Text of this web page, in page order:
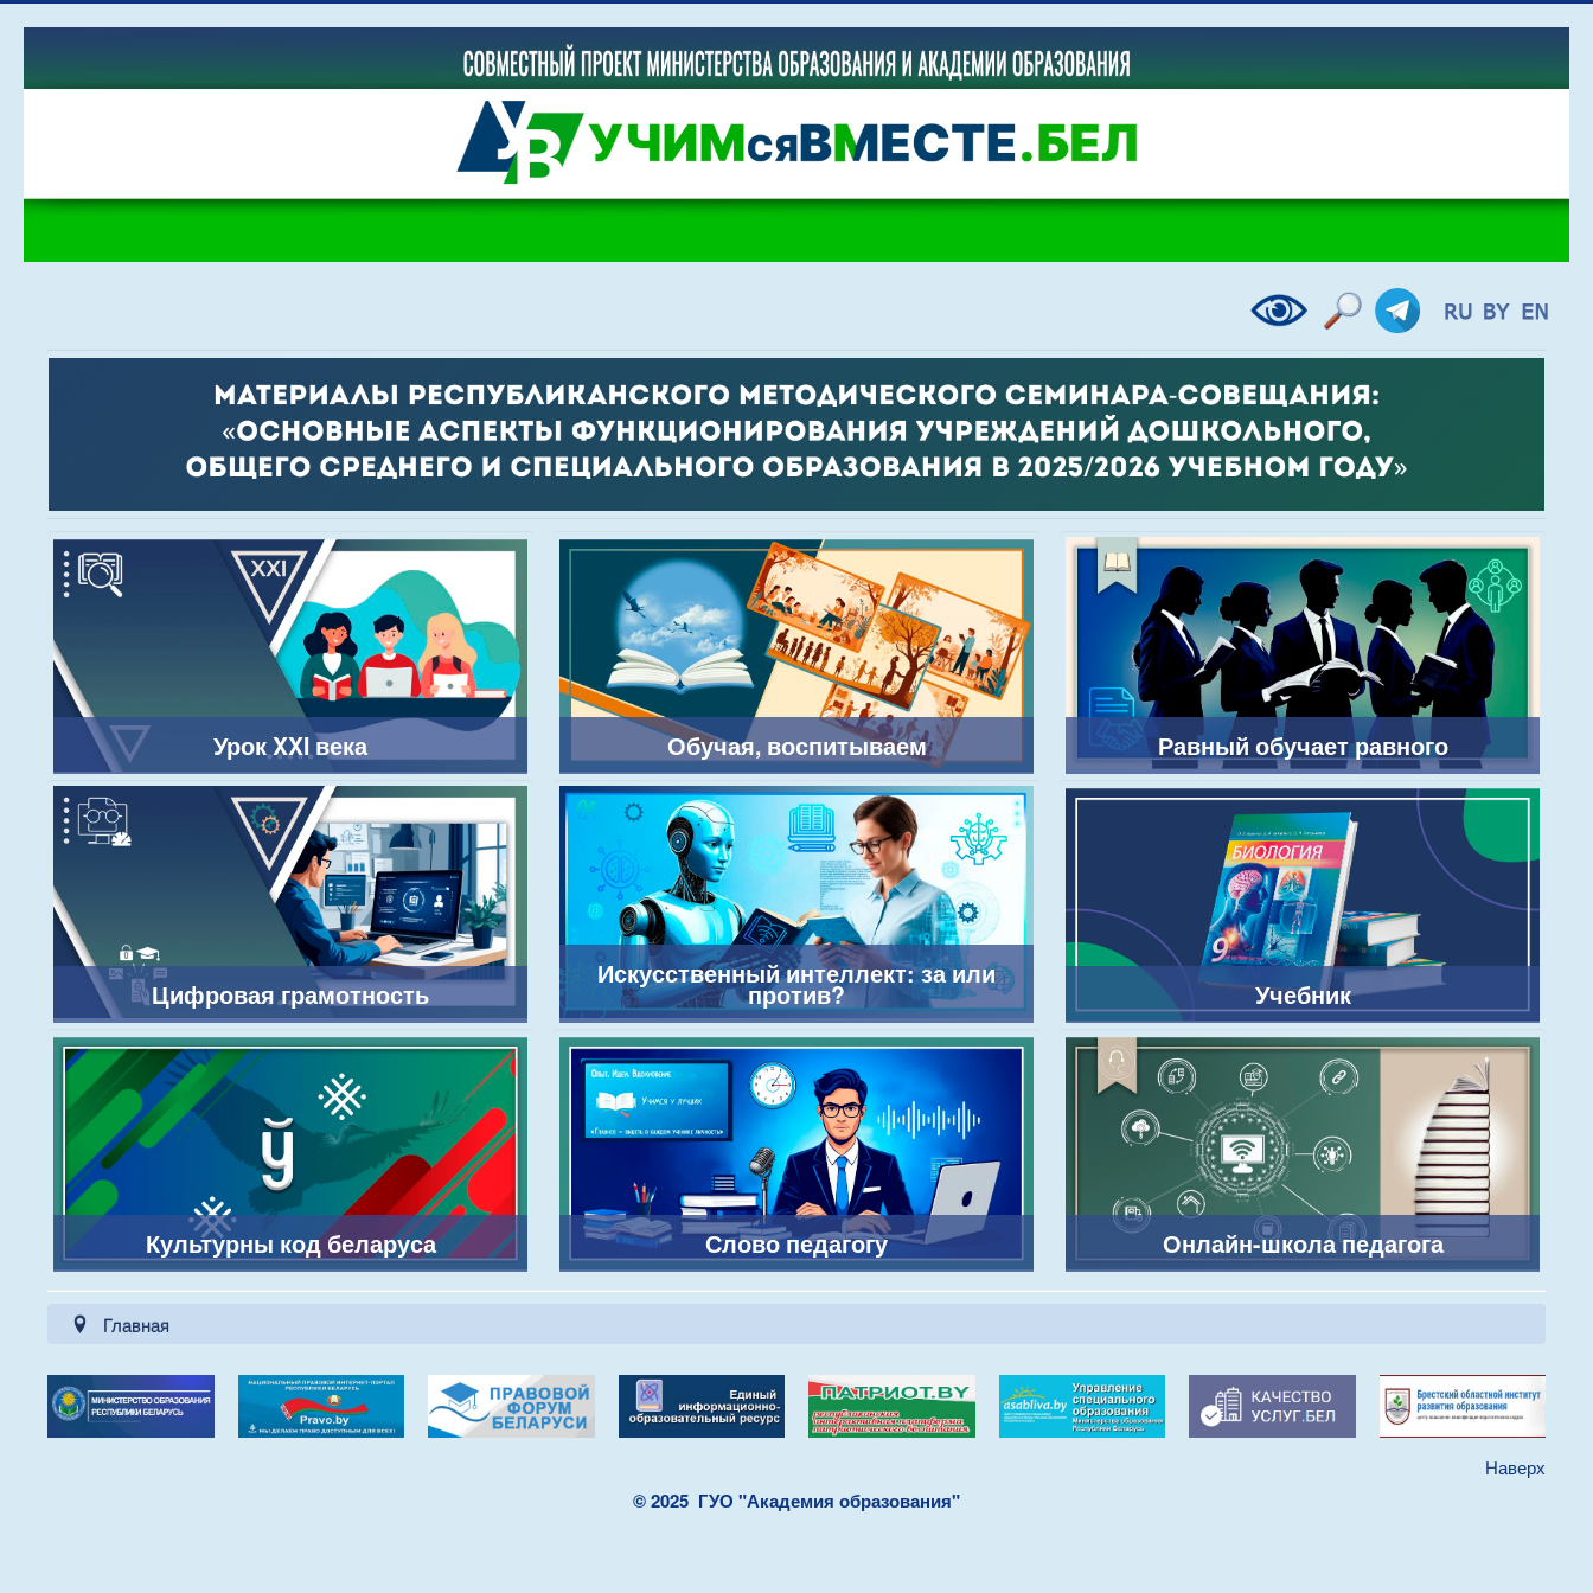
Урок XXI века
Цифровая грамотность
Культурны код беларуса
Обучая, воспитываем
Искусственный интеллект: за или
против?
Слово педагогу
Равный обучает равного
Учебник
Онлайн-школа педагога
Главная
Наверх
© 2025 ГУО "Академия образования"